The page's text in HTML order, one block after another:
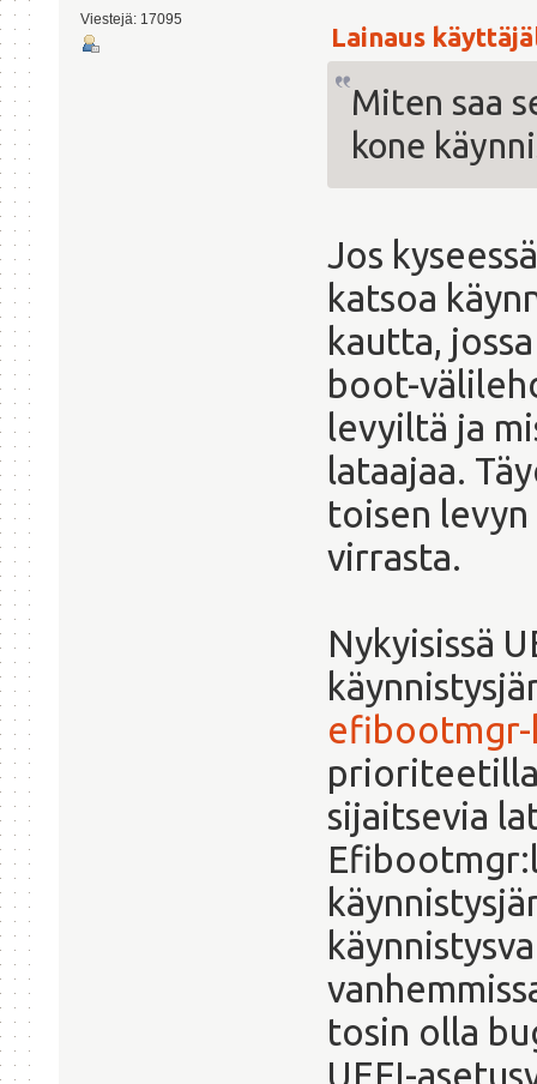
Viestejä: 17095
Lainaus
Miten saa
kone
Jos
katsoa
kautta,
boot-
levyiltä ja
lataajaa.
toisen
virrasta.
Nykyisissä
sijaitsevia
tosin olla
UEFI-